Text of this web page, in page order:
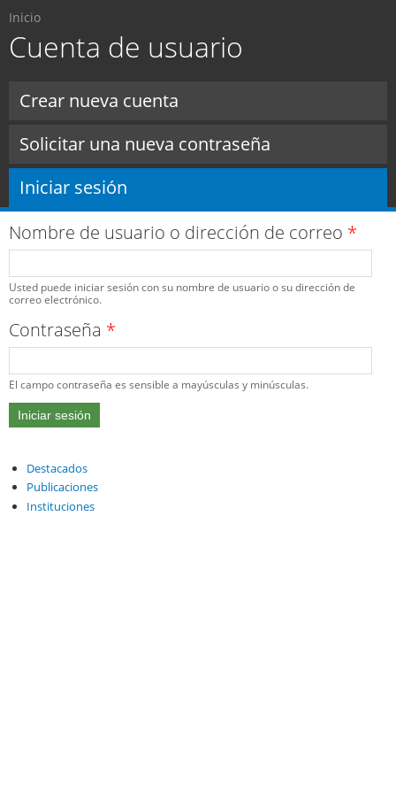
principal
Usted está aquí
Inicio
Cuenta de usuario
Crear nueva cuenta
Solicitar una nueva contraseña
Iniciar sesión
Nombre de usuario o dirección de correo *
Usted puede iniciar sesión con su nombre de usuario o su dirección de
correo electrónico.
Contraseña *
El campo contraseña es sensible a mayúsculas y minúsculas.
Destacados
Publicaciones
Instituciones